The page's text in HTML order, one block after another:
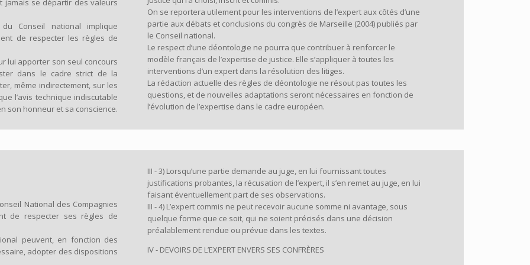
jamais se départir des valeurs
Conseil national implique
de respecter les règles de
lui apporter son seul concours
dans le cadre strict de la
même indirectement, sur les
l’avis technique indiscutable
son honneur et sa conscience.
On se reportera utilement pour les interventions de l’expert aux côtés d’une
partie aux débats et conclusions du congrès de Marseille (2004) publiés par
le Conseil national.
Le respect d’une déontologie ne pourra que contribuer à renforcer le
modèle français de l’expertise de justice. Elle s’appliquer à toutes les
interventions d’un expert dans la résolution des litiges.
La rédaction actuelle des règles de déontologie ne résout pas toutes les
questions, et de nouvelles adaptations seront nécessaires en fonction de
l’évolution de l’expertise dans le cadre européen.
National des Compagnies
de respecter ses règles de
peuvent, en fonction des
adopter des dispositions
III - 3) Lorsqu’une partie demande au juge, en lui fournissant toutes
justifications probantes, la récusation de l’expert, il s’en remet au juge, en lui
faisant éventuellement part de ses observations.
III - 4) L’expert commis ne peut recevoir aucune somme ni avantage, sous
quelque forme que ce soit, qui ne soient précisés dans une décision
préalablement rendue ou prévue dans les textes.
IV - DEVOIRS DE L’EXPERT ENVERS SES CONFRÈRES